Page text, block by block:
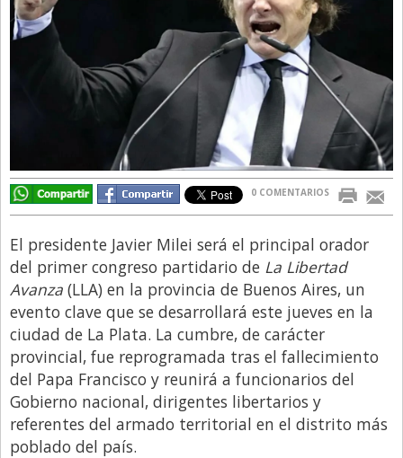
Directivos
Ecología y Ambiente
Economía
El Precio Que Yo Ví
Entrevista
Entrevista Exclusiva
Finanzas
Gastronomia
Internacionales
La Opinión del Director
Legales
Libro de Quejas
0 COMENTARIOS
El presidente Javier Milei será el principal orador
del primer congreso partidario de La Libertad
Avanza (LLA) en la provincia de Buenos Aires, un
evento clave que se desarrollará este jueves en la
ciudad de La Plata. La cumbre, de carácter
provincial, fue reprogramada tras el fallecimiento
del Papa Francisco y reunirá a funcionarios del
Gobierno nacional, dirigentes libertarios y
referentes del armado territorial en el distrito más
poblado del país.